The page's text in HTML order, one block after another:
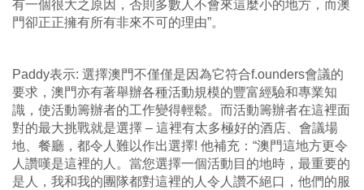
有一個很大之原因，否則多數人不會來這麼小的地方，而澳
門卻正正擁有所有非來不可的理由”。
Paddy表示: 選擇澳門不僅僅是因為它符合f.ounders會議的
要求，澳門亦有著舉辦各種活動規模的豐富經驗和專業知
識，使活動籌辦者的工作變得輕鬆。而活動籌辦者在這裡面
對的最大挑戰就是選擇 – 這裡有太多極好的酒店、會議場
地、餐廳，都令人難以作出選擇! 他補充：“澳門這地方更令
人讚嘆是這裡的人。當您選擇一個活動目的地時，最重要的
是人，我和我的團隊都對這裡的人令人讚不絕口，他們的服